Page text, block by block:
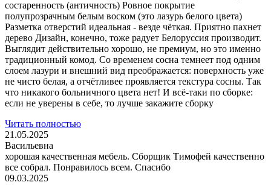
состаренность (античность) Ровное покрытие
полупрозрачным белым воском (это лазурь белого цвета)
Разметка отверстий идеальная - везде чёткая. Приятно пахнет
дерево Дизайн, конечно, тоже радует Белоруссия производит.
Выглядит действительно хорошо, не премиум, но это именно
традиционный комод. Со временем сосна темнеет под одним
слоем лазури и внешний вид преображается: поверхность уже
не чисто белая, а отчётливее проявляется текстура сосны. Так
что никакого больничного цвета нет! И всё-таки по сборке:
если не уверены в себе, то лучше закажите сборку
Читать полностью
21.05.2025
Васильевна
хорошая качественная мебель. Сборщик Тимофей качественно
все собрал. Понравилось всем. Спасибо
09.03.2025